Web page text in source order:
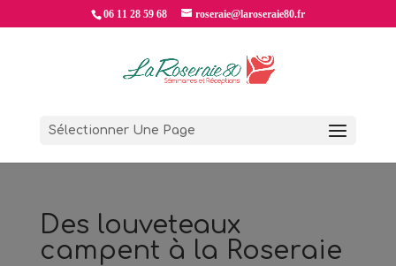
06 11 28 59 68 roseraie@laroseraie80.fr
Sélectionner Une Page
Des louveteaux
campent à la Roseraie